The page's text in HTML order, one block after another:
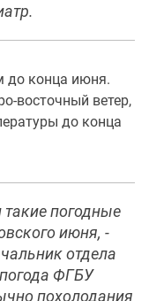
до конца июня.
восточный ветер,
до конца
погодные
июня, -
отдела
ФГБУ
похолодания